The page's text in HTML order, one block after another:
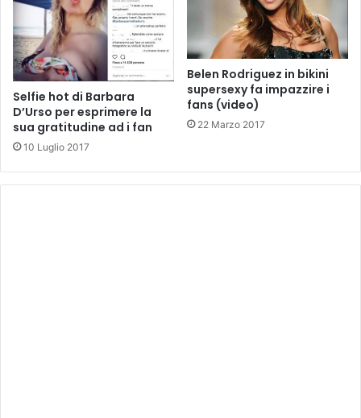
Selfie hot di Barbara
D’Urso per esprimere la
sua gratitudine ad i fan
10 Luglio 2017
Belen Rodriguez in bikini
supersexy fa impazzire i
fans (video)
22 Marzo 2017